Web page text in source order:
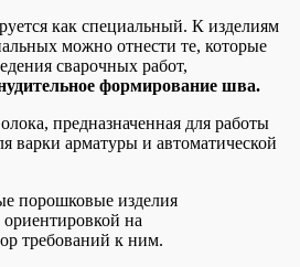
как специальный. К изделиям
можно отнести те, которые
сварочных работ,
формирование шва.
предназначенная для работы
варки арматуры и автоматической
порошковые изделия
ориентировкой на
требований к ним.